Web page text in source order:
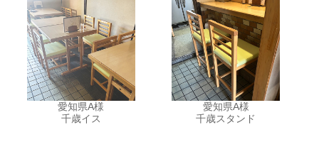
愛知県A様
千歳イス
愛知県A様
千歳スタンド